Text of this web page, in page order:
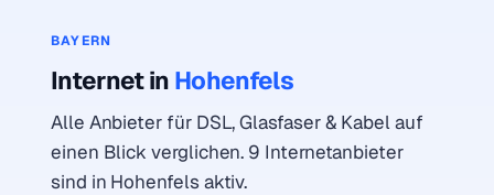
BAYERN
Internet in Hohenfels
Alle Anbieter für DSL, Glasfaser & Kabel auf
einen Blick verglichen. 9 Internetanbieter
sind in Hohenfels aktiv.